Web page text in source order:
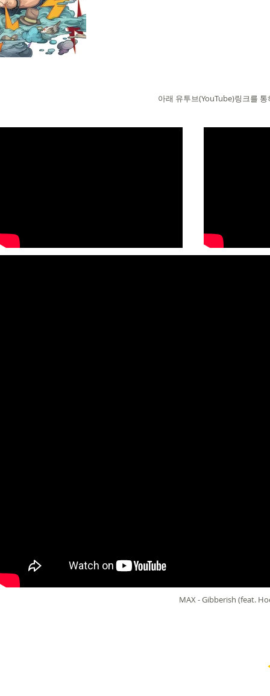
아래 유투브(YouTube)링크를
MAX - Gibberish (feat.